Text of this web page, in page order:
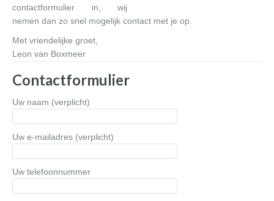
contactformulier in, wij
nemen dan zo snel mogelijk contact met je op.
Met vriendelijke groet,
Leon van Boxmeer
Contactformulier
Uw naam (verplicht)
Uw e-mailadres (verplicht)
Uw telefoonnummer